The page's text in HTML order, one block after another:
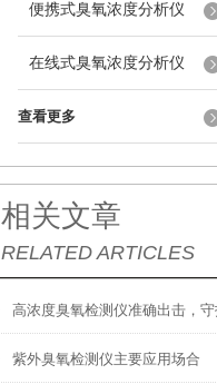
便携式臭氧浓度分析仪
在线式臭氧浓度分析仪
查看更多
相关文章
RELATED ARTICLES
紫外臭氧检测仪主要应用场合